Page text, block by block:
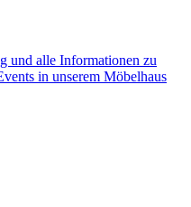
und alle Informationen zu
in unserem Möbelhaus